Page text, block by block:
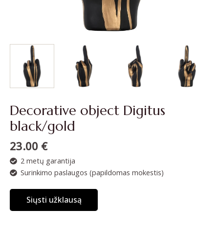
Decorative object Digitus
black/gold
23.00 €
2 metų garantija
Surinkimo paslaugos (papildomas mokestis)
Siųsti užklausą